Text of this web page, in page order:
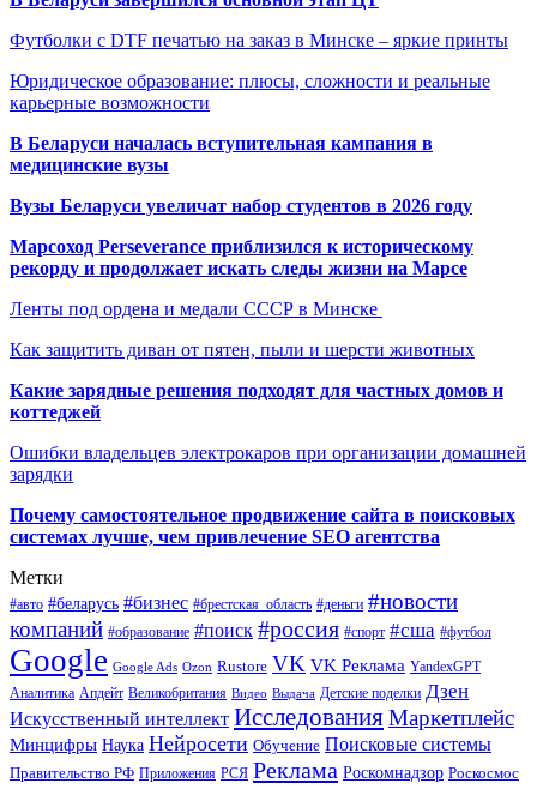
Футболки с DTF печатью на заказ в Минске – яркие принты
Юридическое образование: плюсы, сложности и реальные
карьерные возможности
В Беларуси началась вступительная кампания в
медицинские вузы
Вузы Беларуси увеличат набор студентов в 2026 году
Марсоход Perseverance приблизился к историческому
рекорду и продолжает искать следы жизни на Марсе
Ленты под ордена и медали СССР в Минске
Как защитить диван от пятен, пыли и шерсти животных
Какие зарядные решения подходят для частных домов и
коттеджей
Ошибки владельцев электрокаров при организации домашней
зарядки
Почему самостоятельное продвижение сайта в поисковых
системах лучше, чем привлечение SEO агентства
Метки
#авто #беларусь #бизнес #брестская_область #деньги #новости
компаний #образование #поиск #россия #спорт #сша #футбол
Google Google Ads Ozon Rustore VK VK Реклама YandexGPT
Аналитика Апдейт Великобритания Видео Выдача Детские поделки Дзен
Искусственный интеллект ИсследованияМаркетплейс
Минцифры Наука Нейросети Обучение Поисковые системы
Правительство РФ Приложения РСЯ Реклама Роскомнадзор Роскосмос